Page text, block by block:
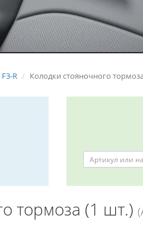
F3-R Колодки стояночного
тормоза (1 шт.)